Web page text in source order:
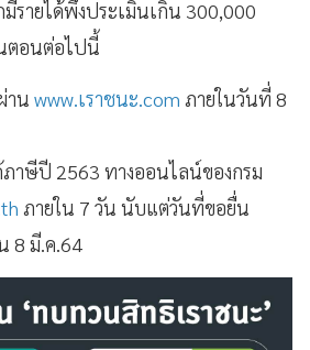
รายได้พึงประเมินเกิน 300,000
ตอนต่อไปนี้
าน www.เราชนะ.com ภายในวันที่ 8
าษีปี 2563 ทางออนไลน์ของกรม
ภายใน 7 วัน นับแต่วันที่ขอยื่น
8 มี.ค.64